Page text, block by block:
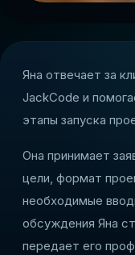
Яна отвечает за
JackCode и
этапы запуска
Она принимает
цели, формат
необходимые
обсуждения Яна
передает его